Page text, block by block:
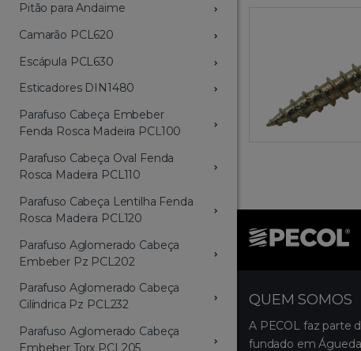
Pitão para Andaime
Camarão PCL620
Escápula PCL630
Esticadores DIN1480
Parafuso Cabeça Embeber
Fenda Rosca Madeira PCL100
Parafuso Cabeça Oval Fenda
Rosca Madeira PCL110
Parafuso Cabeça Lentilha Fenda
Rosca Madeira PCL120
Parafuso Aglomerado Cabeça
Embeber Pz PCL202
Parafuso Aglomerado Cabeça
Cilíndrica Pz PCL232
Parafuso Aglomerado Cabeça
Embeber Torx PCL205
QUEM SOMOS
A PECOL faz parte
fundado em